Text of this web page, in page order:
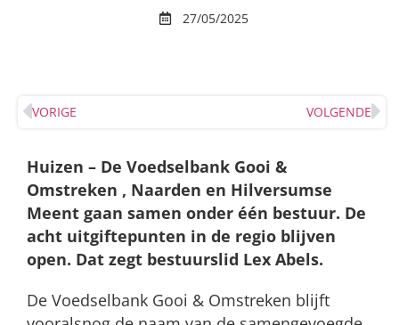
27/05/2025
VORIGE VOLGENDE
Huizen – De Voedselbank Gooi &
Omstreken , Naarden en Hilversumse
Meent gaan samen onder één bestuur. De
acht uitgiftepunten in de regio blijven
open. Dat zegt bestuurslid Lex Abels.
De Voedselbank Gooi & Omstreken blijft